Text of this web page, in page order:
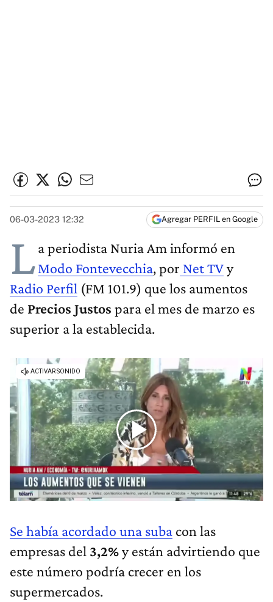
06-03-2023 12:32 Agregar PERFIL en Google
La periodista Nuria Am informó en
Modo Fontevecchia, por Net TVy
Radio Perfil (FM 101.9) que los aumentos
de Precios Justos para el mes de marzo es
superior a la establecida.
Se había acordado una suba con las
empresas del 3,2%y están advirtiendo que
este número podría crecer en los
supermercados.